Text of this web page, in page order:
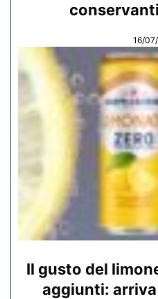
16/
Il gusto del
aggiunti: